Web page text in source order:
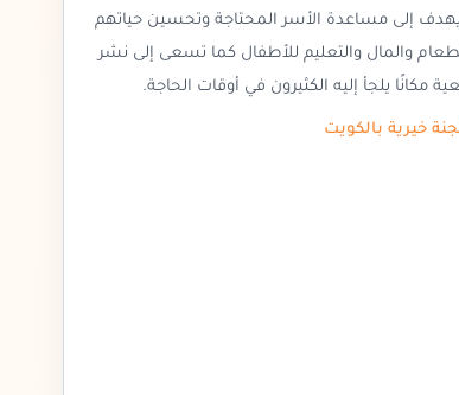
يهدف إلى مساعدة الأسر المحتاجة وتحسين حياتهم
والمال والتعليم للأطفال كما تسعى إلى نشر
يلجأ إليه الكثيرون في أوقات الحاجة.
خيرية بالكويت